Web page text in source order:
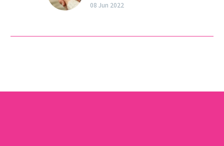
Durante el principio del
08 Jun 2022